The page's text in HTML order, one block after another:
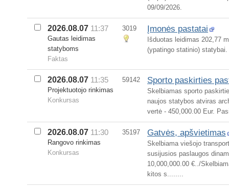
09/09/2026.
2026.08.07 11:37
Gautas leidimas
statyboms
Faktas
3019 Įmonės pastatai
Išduotas leidimas 202,77
(ypatingo statinio) statybai.
2026.08.07 11:35
Projektuotojo rinkimas
Konkursas
59142 Sporto paskirties
Skelbiamas sporto
naujos statybos atviras
vertė - 450,000.00 Eur.
2026.08.07 11:30
Rangovo rinkimas
Konkursas
35197 Gatvės, apšvietimas
Skelbiama viešojo
susijusios paslaugos
10,000,000.00 €../
kitos s........